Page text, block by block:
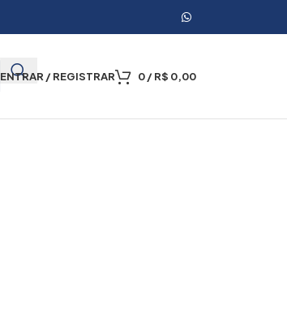
ENTRAR / REGISTRAR 0/R$ 0,00